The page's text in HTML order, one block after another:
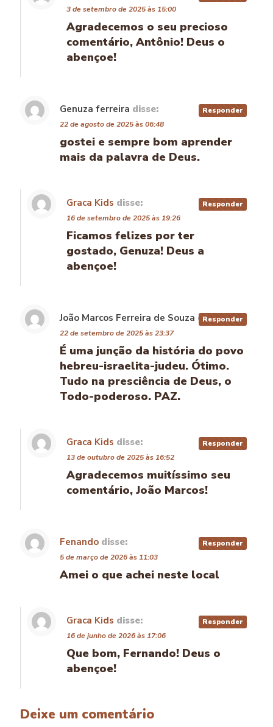
3 de setembro de 2025 às 15:00
Agradecemos o seu precioso
comentário, Antônio! Deus o
abençoe!
Genuza ferreira disse:
22 de agosto de 2025 às 06:48
gostei e sempre bom aprender
mais da palavra de Deus.
Responder
Graca Kids disse:
16 de setembro de 2025 às 19:26
Ficamos felizes por ter
gostado, Genuza! Deus a
abençoe!
Responder
João Marcos Ferreira de Souza disse:
22 de setembro de 2025 às 23:37
É uma junção da história do povo
hebreu-israelita-judeu. Ótimo.
Tudo na presciência de Deus, o
Todo-poderoso. PAZ.
Responder
Graca Kids disse:
13 de outubro de 2025 às 16:52
Agradecemos muitíssimo seu
comentário, João Marcos!
Responder
Fenando disse:
5 de março de 2026 às 11:03
Amei o que achei neste local
Responder
Graca Kids disse:
16 de junho de 2026 às 17:06
Que bom, Fernando! Deus o
abençoe!
Responder
Deixe um comentário